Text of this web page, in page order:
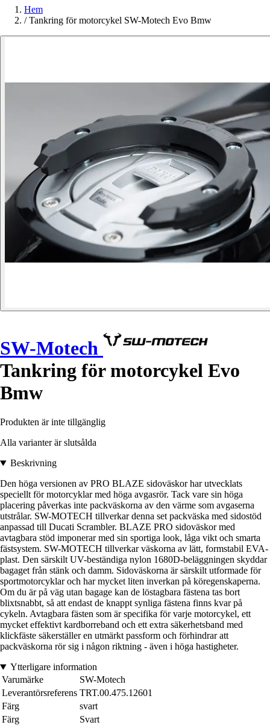
Hem
/ Tankring för motorcykel SW-Motech Evo Bmw
SW-Motech
Tankring för motorcykel Evo
Bmw
Produkten är inte tillgänglig
Alla varianter är slutsålda
Beskrivning
Den höga versionen av PRO BLAZE sidoväskor har utvecklats
speciellt för motorcyklar med höga avgasrör. Tack vare sin höga
placering påverkas inte packväskorna av den värme som avgaserna
utstrålar. SW-MOTECH tillverkar denna set packväska med sidostöd
anpassad till Ducati Scrambler. BLAZE PRO sidoväskor med
avtagbara stöd imponerar med sin sportiga look, låga vikt och smarta
fästsystem. SW-MOTECH tillverkar väskorna av lätt, formstabil EVA-
plast. Den särskilt UV-beständiga nylon 1680D-beläggningen skyddar
bagaget från stänk och damm. Sidoväskorna är särskilt utformade för
sportmotorcyklar och har mycket liten inverkan på köregenskaperna.
Om du är på väg utan bagage kan de löstagbara fästena tas bort
blixtsnabbt, så att endast de knappt synliga fästena finns kvar på
cykeln. Avtagbara fästen som är specifika för varje motorcykel, ett
mycket effektivt kardborreband och ett extra säkerhetsband med
klickfäste säkerställer en utmärkt passform och förhindrar att
packväskorna rör sig i någon riktning - även i höga hastigheter.
Ytterligare information
Varumärke
SW-Motech
Leverantörsreferens TRT.00.475.12601
Färg
svart
Färg
Svart